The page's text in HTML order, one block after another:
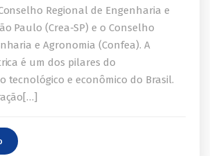
Regional de Engenharia e
Paulo (Crea-SP) e o Conselho
e Agronomia (Confea). A
é um dos pilares do
tecnológico e econômico do Brasil.